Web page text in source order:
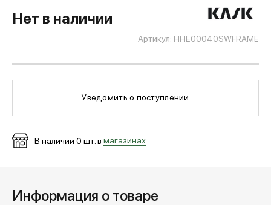
Сувениры/Подарки
ПОКУПАТЕЛЯМ
Артикул: HHE00040SWFRAME
Нет в наличии
Уведомить о поступлении
В наличии 0 шт. в магазинах
Информация о товаре